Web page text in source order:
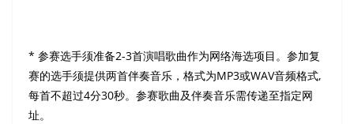
* 参赛选手须准备2-3首演唱歌曲作为网络海选项目。参加复
赛的选手须提供两首伴奏音乐，格式为MP3或WAV音频格式,
每首不超过4分30秒。参赛歌曲及伴奏音乐需传递至指定网
址。